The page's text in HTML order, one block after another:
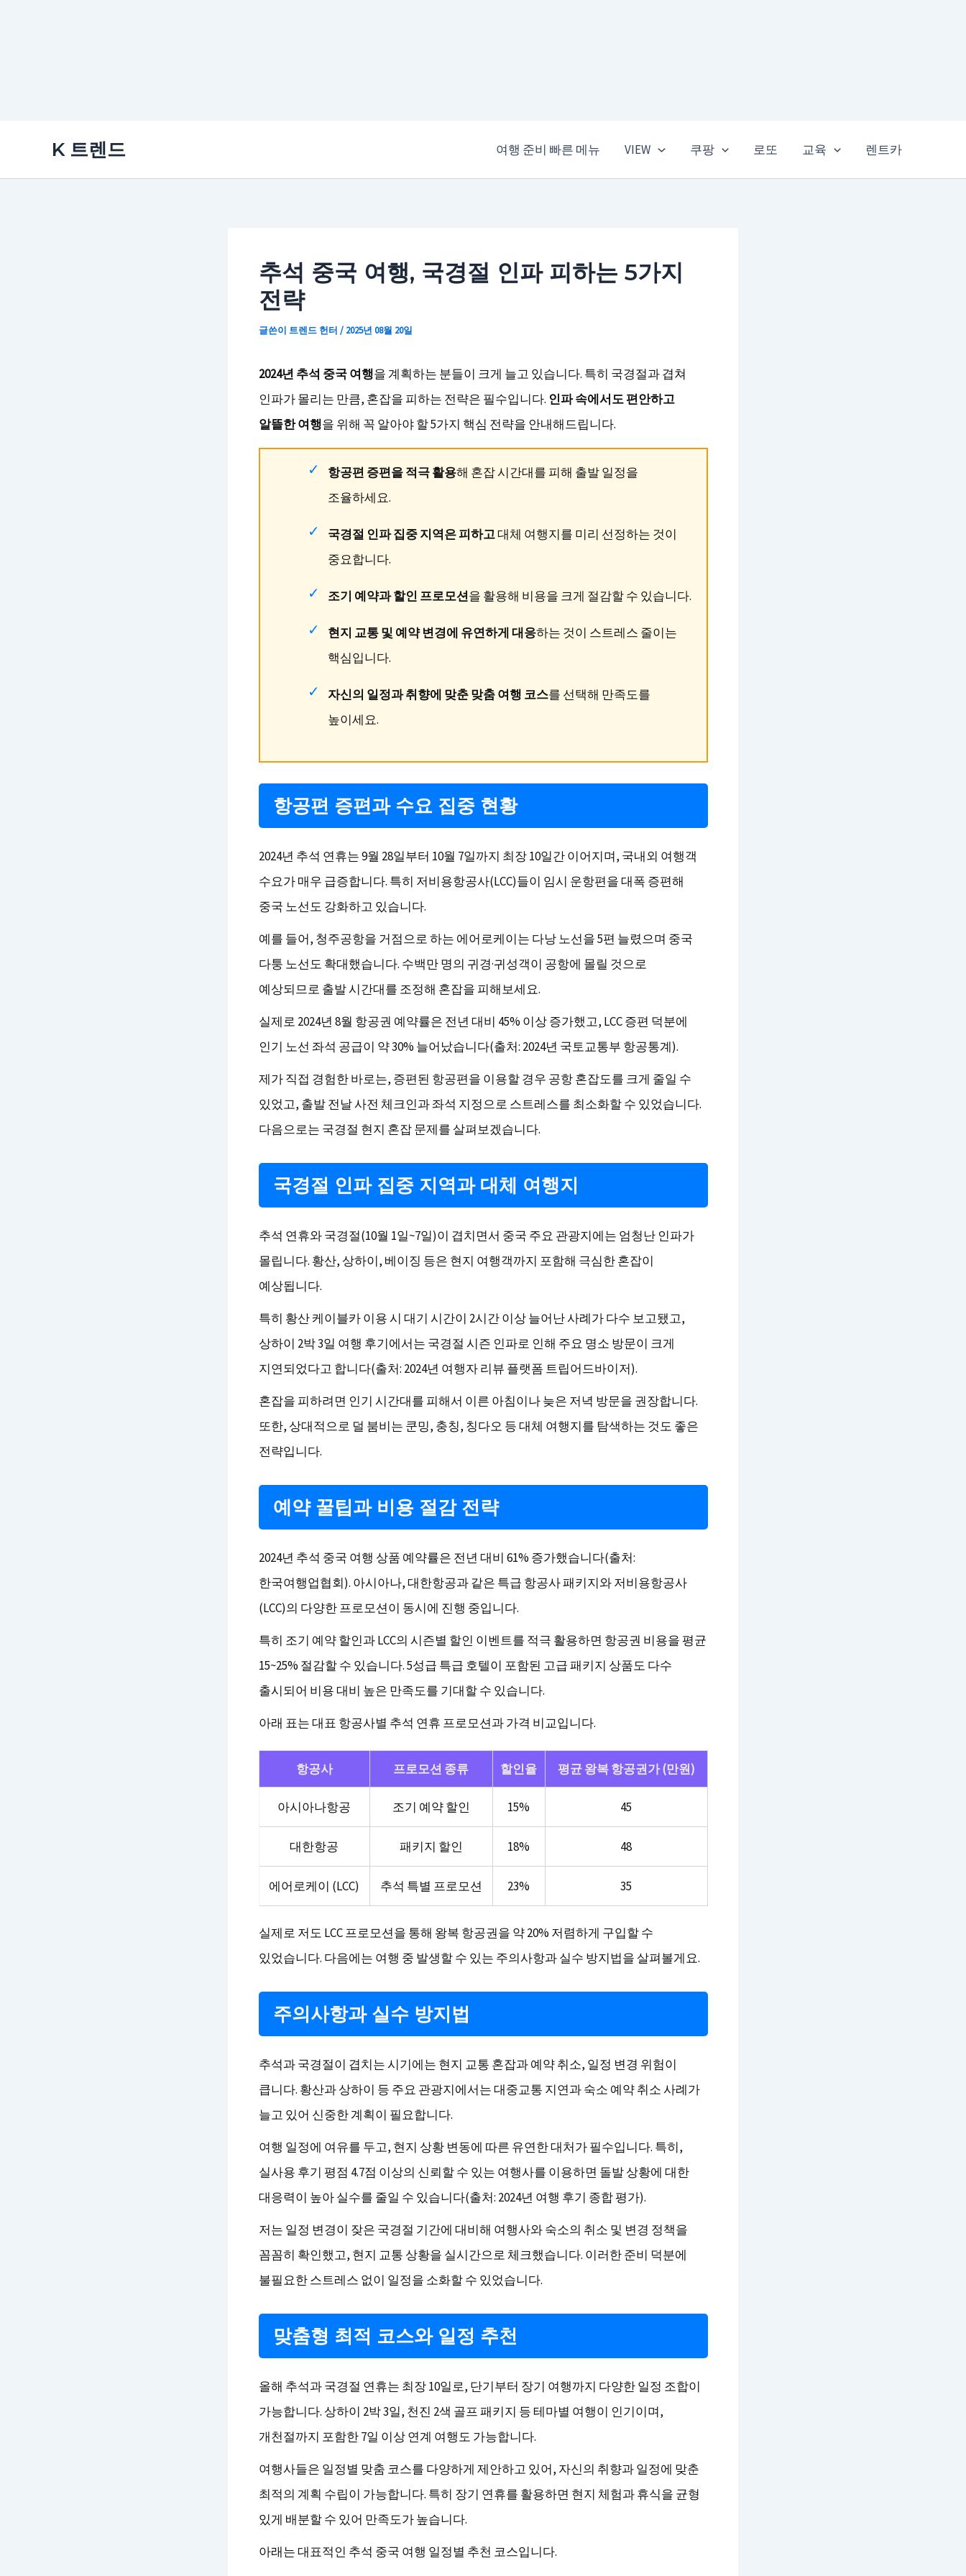
K 트렌드 여행 준비 빠른 메뉴 VIEW 쿠팡 로또 교육 렌트카
추석 중국 여행, 국경절 인파 피하는 5가지
전략
글쓴이 트렌드 헌터 / 2025년 08월 20일
2024년 추석 중국 여행을 계획하는 분들이 크게 늘고 있습니다. 특히 국경절과 겹쳐
인파가 몰리는 만큼, 혼잡을 피하는 전략은 필수입니다. 인파 속에서도 편안하고
알뜰한 여행을 위해 꼭 알아야 할 5가지 핵심 전략을 안내해드립니다.
항공편 증편을 적극 활용해 혼잡 시간대를 피해 출발 일정을
조율하세요.
국경절 인파 집중 지역은 피하고대체 여행지를 미리 선정하는 것이
중요합니다.
조기 예약과 할인 프로모션을 활용해 비용을 크게 절감할 수 있습니다.
현지 교통 및 예약 변경에 유연하게 대응하는 것이 스트레스 줄이는
핵심입니다.
자신의 일정과 취향에 맞춘 맞춤 여행 코스를 선택해 만족도를
높이세요.
항공편 증편과 수요 집중 현황
2024년 추석 연휴는 9월 28일부터 10월 7일까지 최장 10일간 이어지며, 국내외 여행객
수요가 매우 급증합니다. 특히 저비용항공사(LCC)들이 임시 운항편을 대폭 증편해
중국 노선도 강화하고 있습니다.
예를 들어, 청주공항을 거점으로 하는 에어로케이는 다낭 노선을 5편 늘렸으며 중국
다퉁 노선도 확대했습니다. 수백만 명의 귀경·귀성객이 공항에 몰릴 것으로
예상되므로 출발 시간대를 조정해 혼잡을 피해보세요.
실제로 2024년 8월 항공권 예약률은 전년 대비 45% 이상 증가했고, LCC 증편 덕분에
인기 노선 좌석 공급이 약 30% 늘어났습니다(출처: 2024년 국토교통부 항공통계).
제가 직접 경험한 바로는, 증편된 항공편을 이용할 경우 공항 혼잡도를 크게 줄일 수
있었고, 출발 전날 사전 체크인과 좌석 지정으로 스트레스를 최소화할 수 있었습니다.
다음으로는 국경절 현지 혼잡 문제를 살펴보겠습니다.
국경절 인파 집중 지역과 대체 여행지
추석 연휴와 국경절(10월 1일~7일)이 겹치면서 중국 주요 관광지에는 엄청난 인파가
몰립니다. 황산, 상하이, 베이징 등은 현지 여행객까지 포함해 극심한 혼잡이
예상됩니다.
특히 황산 케이블카 이용 시 대기 시간이 2시간 이상 늘어난 사례가 다수 보고됐고,
상하이 2박 3일 여행 후기에서는 국경절 시즌 인파로 인해 주요 명소 방문이 크게
지연되었다고 합니다(출처: 2024년 여행자 리뷰 플랫폼 트립어드바이저).
혼잡을 피하려면 인기 시간대를 피해서 이른 아침이나 늦은 저녁 방문을 권장합니다.
또한, 상대적으로 덜 붐비는 쿤밍, 충칭, 칭다오 등 대체 여행지를 탐색하는 것도 좋은
전략입니다.
예약 꿀팁과 비용 절감 전략
2024년 추석 중국 여행 상품 예약률은 전년 대비 61% 증가했습니다(출처:
한국여행업협회). 아시아나, 대한항공과 같은 특급 항공사 패키지와 저비용항공사
(LCC)의 다양한 프로모션이 동시에 진행 중입니다.
특히 조기 예약 할인과 LCC의 시즌별 할인 이벤트를 적극 활용하면 항공권 비용을 평균
15~25% 절감할 수 있습니다. 5성급 특급 호텔이 포함된 고급 패키지 상품도 다수
출시되어 비용 대비 높은 만족도를 기대할 수 있습니다.
아래 표는 대표 항공사별 추석 연휴 프로모션과 가격 비교입니다.
항공사 프로모션 종류 할인율 평균 왕복 항공권가 (만원)
아시아나항공 조기 예약 할인 15% 45
대한항공 패키지 할인 18% 48
에어로케이 (LCC) 추석 특별 프로모션 23% 35
실제로 저도 LCC 프로모션을 통해 왕복 항공권을 약 20% 저렴하게 구입할 수
있었습니다. 다음에는 여행 중 발생할 수 있는 주의사항과 실수 방지법을 살펴볼게요.
주의사항과 실수 방지법
추석과 국경절이 겹치는 시기에는 현지 교통 혼잡과 예약 취소, 일정 변경 위험이
큽니다. 황산과 상하이 등 주요 관광지에서는 대중교통 지연과 숙소 예약 취소 사례가
늘고 있어 신중한 계획이 필요합니다.
여행 일정에 여유를 두고, 현지 상황 변동에 따른 유연한 대처가 필수입니다. 특히,
실사용 후기 평점 4.7점 이상의 신뢰할 수 있는 여행사를 이용하면 돌발 상황에 대한
대응력이 높아 실수를 줄일 수 있습니다(출처: 2024년 여행 후기 종합 평가).
저는 일정 변경이 잦은 국경절 기간에 대비해 여행사와 숙소의 취소 및 변경 정책을
꼼꼼히 확인했고, 현지 교통 상황을 실시간으로 체크했습니다. 이러한 준비 덕분에
불필요한 스트레스 없이 일정을 소화할 수 있었습니다.
맞춤형 최적 코스와 일정 추천
올해 추석과 국경절 연휴는 최장 10일로, 단기부터 장기 여행까지 다양한 일정 조합이
가능합니다. 상하이 2박 3일, 천진 2색 골프 패키지 등 테마별 여행이 인기이며,
개천절까지 포함한 7일 이상 연계 여행도 가능합니다.
여행사들은 일정별 맞춤 코스를 다양하게 제안하고 있어, 자신의 취향과 일정에 맞춘
최적의 계획 수립이 가능합니다. 특히 장기 연휴를 활용하면 현지 체험과 휴식을 균형
있게 배분할 수 있어 만족도가 높습니다.
아래는 대표적인 추석 중국 여행 일정별 추천 코스입니다.